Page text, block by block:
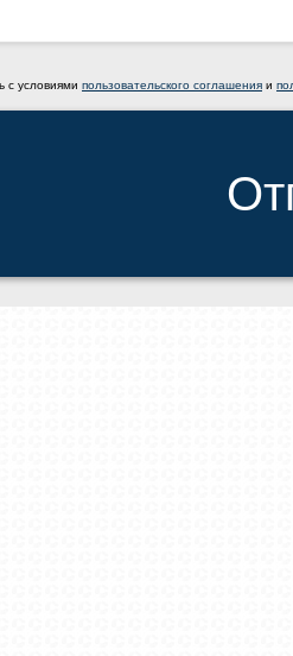
с условиями пользовательского соглашения и